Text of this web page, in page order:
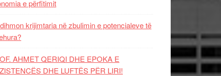
e përfitimit
krijimtaria në zbulimin e potencialeve të
AHMET QERIQI DHE EPOKA E
DHE LUFTЁS PЁR LIRI!